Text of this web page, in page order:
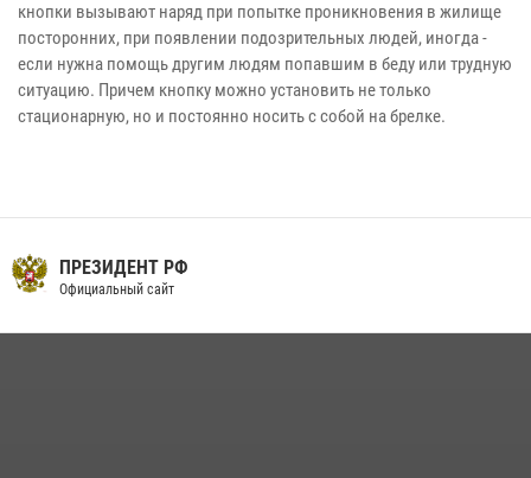
кнопки вызывают наряд при попытке проникновения в жилище
посторонних, при появлении подозрительных людей, иногда -
если нужна помощь другим людям попавшим в беду или трудную
ситуацию. Причем кнопку можно установить не только
стационарную, но и постоянно носить с собой на брелке.
ПРЕЗИДЕНТ РФ
Официальный сайт